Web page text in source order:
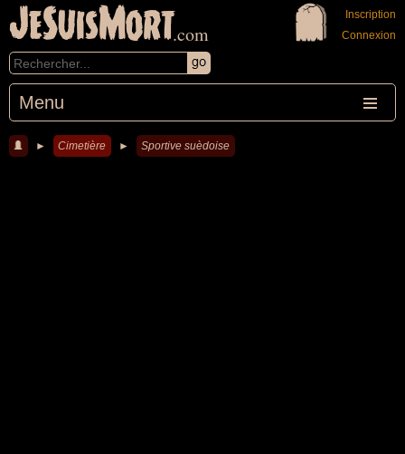
JeSuisMort.com
Menu
Inscription
Connexion
► Cimetière ► Sportive suèdoise